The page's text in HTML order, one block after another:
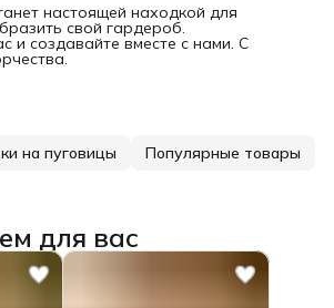
настоящей находкой для
свой гардероб.
и создавайте вместе с нами. С
на пуговицы Популярные товары
для вас